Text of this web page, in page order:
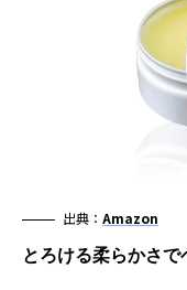
出典： Amazon
とろける柔らかさ